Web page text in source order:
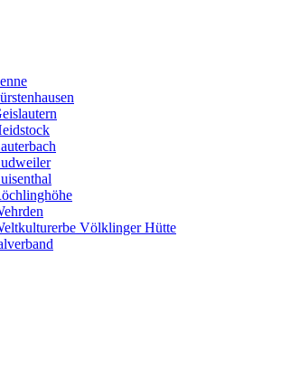
Völklinger Hütte